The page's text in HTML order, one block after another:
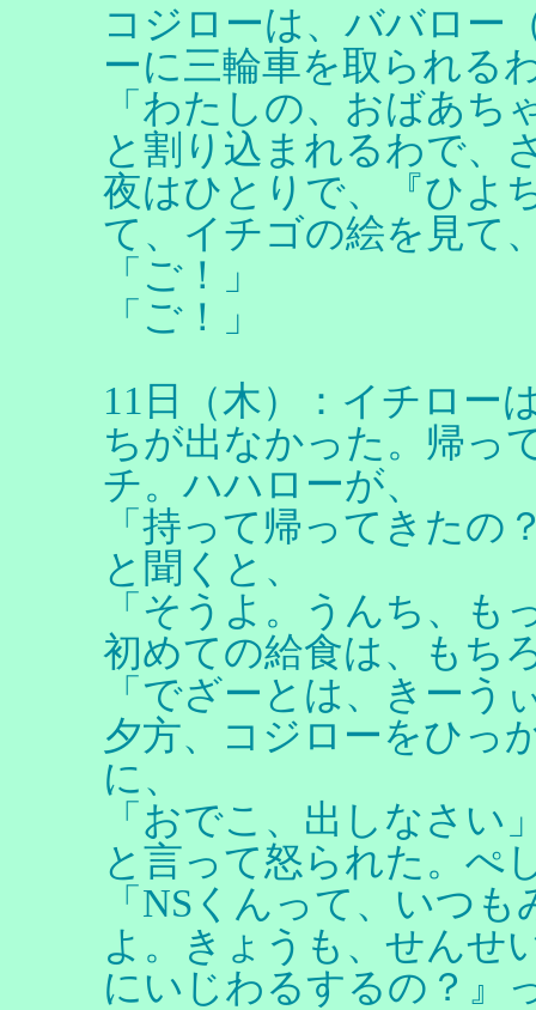
コジローは、ババロー
ーに三輪車を取られる
「わたしの、おばあち
と割り込まれるわで、
夜はひとりで、『ひよ
て、イチゴの絵を見て
「ご！」
「ご！」
11日（木）：イチロー
ちが出なかった。帰っ
チ。ハハローが、
「持って帰ってきたの
と聞くと、
「そうよ。うんち、も
初めての給食は、もち
「でざーとは、きーう
夕方、コジローをひっ
に、
「おでこ、出しなさい
と言って怒られた。ぺ
「NSくんって、いつ
よ。きょうも、せんせ
にいじわるするの？』